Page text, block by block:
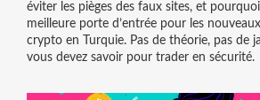
éviter les pièges des faux sites, et
meilleure porte d’entrée pour les
crypto en Turquie. Pas de théorie, pas de
vous devez savoir pour trader en sécurité.